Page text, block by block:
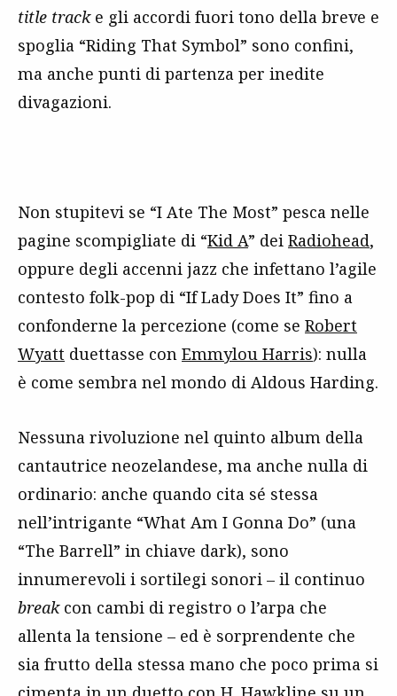
title tracke gli accordi fuori tono della breve e
spoglia “Riding That Symbol” sono confini,
ma anche punti di partenza per inedite
divagazioni.
Non stupitevi se “I Ate The Most” pesca nelle
pagine scompigliate di “Kid A” dei Radiohead,
oppure degli accenni jazz che infettano l’agile
contesto folk-pop di “If Lady Does It” fino a
confonderne la percezione (come se Robert
Wyatt duettasse con Emmylou Harris): nulla
è come sembra nel mondo di Aldous Harding.
Nessuna rivoluzione nel quinto album della
cantautrice neozelandese, ma anche nulla di
ordinario: anche quando cita sé stessa
nell’intrigante “What Am I Gonna Do” (una
“The Barrell” in chiave dark), sono
innumerevoli i sortilegi sonori – il continuo
breakcon cambi di registro o l’arpa che
allenta la tensione – ed è sorprendente che
sia frutto della stessa mano che poco prima si